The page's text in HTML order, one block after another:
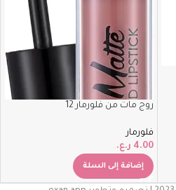
روج مات من فلورمار 12
فلورمار
4.00 ر.ع.
إضافة إلى السلة